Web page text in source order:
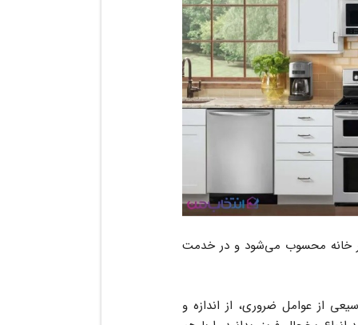
خانه محسوب می‌شود و در خدمت
از عوامل ضروری، از اندازه و